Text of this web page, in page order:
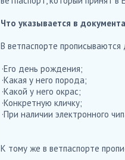
Что указывается в
В ветпаспорте
·Его день рождения;
·Какая у него порода;
·Какой у него окрас;
·Конкретную кличку;
·При наличии электронного
К тому же в ветпаспорте